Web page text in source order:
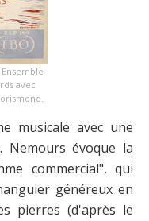
avec
musicale avec une
Nemours évoque la
commercial", qui
généreux en
pierres (d'après le